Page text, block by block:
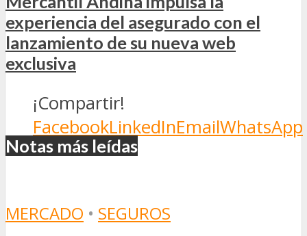
experiencia del asegurado con el
lanzamiento de su nueva web
exclusiva
¡Compartir!
FacebookLinkedInEmailWhatsApp
Notas más leídas
MERCADO • SEGUROS